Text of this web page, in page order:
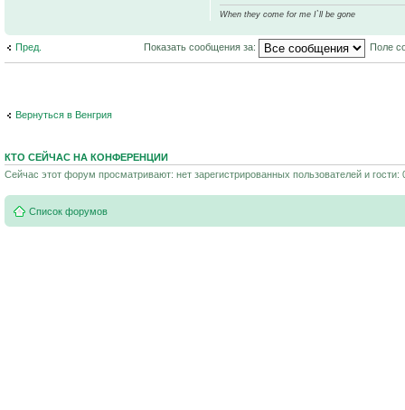
When they come for me I`ll be gone
Пред. Показать сообщения за: Поле
Вернуться в Венгрия
КТО СЕЙЧАС НА КОНФЕРЕНЦИИ
Сейчас этот форум просматривают: нет зарегистрированных пользователей и гости:
Список форумов